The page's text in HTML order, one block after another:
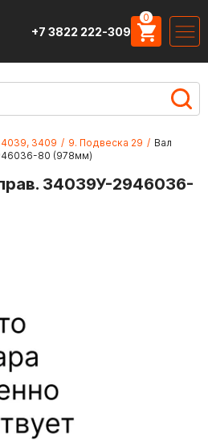
+7 3822 222-309
0
3409 / 9. Подвеска 29 / Вал
80 (978мм)
34039У-2946036-